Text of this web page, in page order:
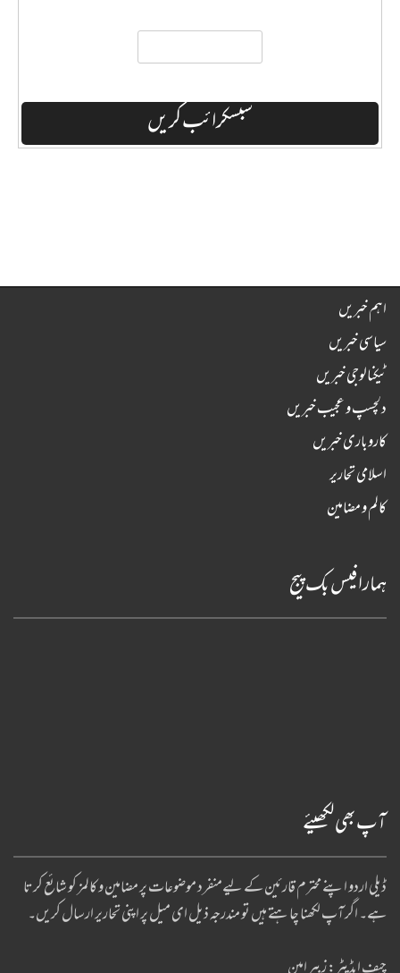
اہم خبریں
سیاسی خبریں
ٹیکنالوجی خبریں
دلچسپ و عجیب خبریں
کاروباری خبریں
اسلامی تحاریر
کالم و مضامین
ہمارا فیس بک پیج
آپ بھی لکھیئے
ڈیلی اردو اپنے محترم قارئین کے لیےمنفرد موضوعات پر مضامین و کالمز کو شائع کرتا
ہے۔ اگر آپ لکھنا چا ہتے ہیں تو مندرجہ ذیل ای میل پر اپنی تحاریر ارسال کریں۔